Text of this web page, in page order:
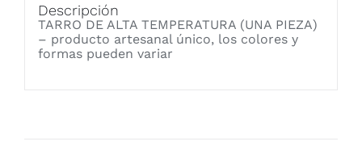
Descripción
TARRO DE ALTA TEMPERATURA (UNA PIEZA)
– producto artesanal único, los colores y
formas pueden variar